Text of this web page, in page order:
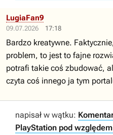
09.07.2026 17:18
LugiaFan9
Bardzo kreatywne.
problem, to jest to fajne
potrafi takie coś zbudować,
czyta coś innego ja tym
napisał w wątku:
PlayStation pod